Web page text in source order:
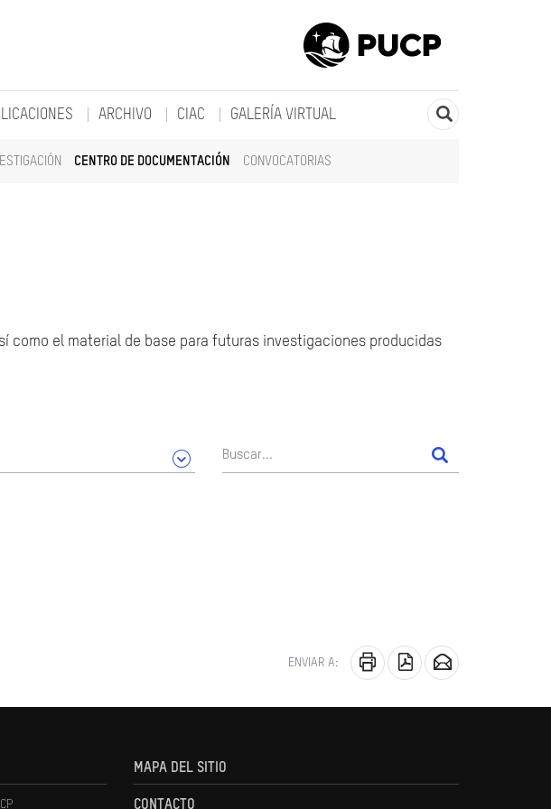
CENTRO DE DOCUMENTACIÓN CONVOCATORIAS
ARCHIVO CIAC GALERÍA VIRTUAL
como el material de base para futuras investigaciones producidas
ENVIAR A:
MAPA DEL SITIO
CONTACTO